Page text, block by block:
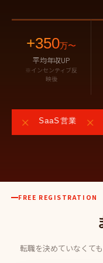
+350万〜
平均年収UP
※インセンティブ反
映後
× SaaS営業 ×
FREE REGISTRATION
転職を決めていなくて